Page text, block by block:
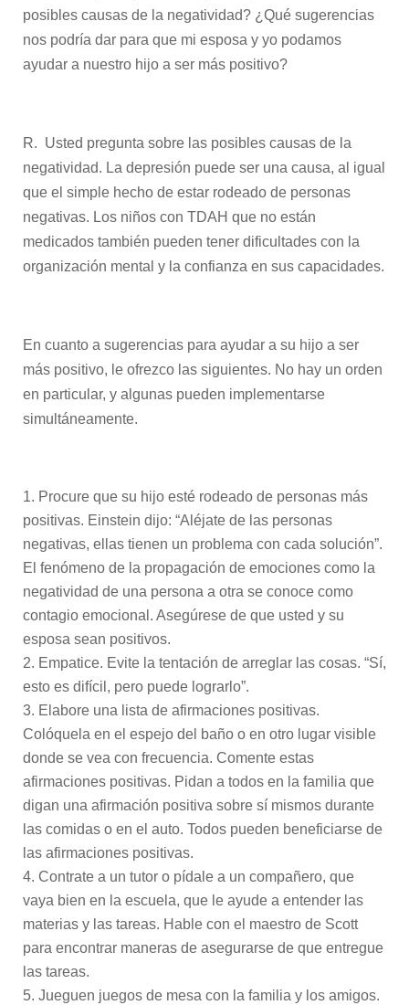
posibles causas de la negatividad? ¿Qué sugerencias
nos podría dar para que mi esposa y yo podamos
ayudar a nuestro hijo a ser más positivo?
R. Usted pregunta sobre las posibles causas de la
negatividad. La depresión puede ser una causa, al igual
que el simple hecho de estar rodeado de personas
negativas. Los niños con TDAH que no están
medicados también pueden tener dificultades con la
organización mental y la confianza en sus capacidades.
En cuanto a sugerencias para ayudar a su hijo a ser
más positivo, le ofrezco las siguientes. No hay un orden
en particular, y algunas pueden implementarse
simultáneamente.
Procure que su hijo esté rodeado de personas más
positivas. Einstein dijo: “Aléjate de las personas
negativas, ellas tienen un problema con cada solución”.
El fenómeno de la propagación de emociones como la
negatividad de una persona a otra se conoce como
contagio emocional. Asegúrese de que usted y su
esposa sean positivos.
Empatice. Evite la tentación de arreglar las cosas. “Sí,
esto es difícil, pero puede lograrlo”.
Elabore una lista de afirmaciones positivas.
Colóquela en el espejo del baño o en otro lugar visible
donde se vea con frecuencia. Comente estas
afirmaciones positivas. Pidan a todos en la familia que
digan una afirmación positiva sobre sí mismos durante
las comidas o en el auto. Todos pueden beneficiarse de
las afirmaciones positivas.
Contrate a un tutor o pídale a un compañero, que
vaya bien en la escuela, que le ayude a entender las
materias y las tareas. Hable con el maestro de Scott
para encontrar maneras de asegurarse de que entregue
las tareas.
Jueguen juegos de mesa con la familia y los amigos.